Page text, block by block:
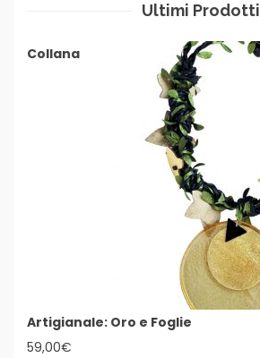
Ultimi Prodotti
Collana
Artigianale: Oro e Foglie
59,00€